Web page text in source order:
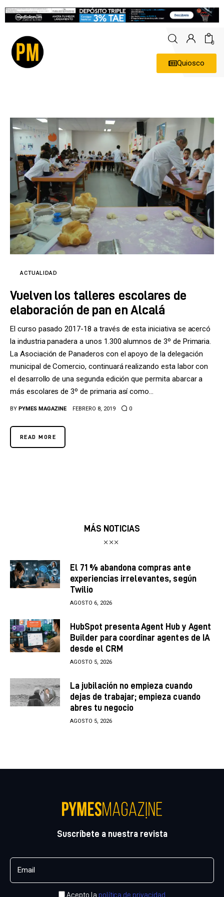
0
Quiosco
Economía
Empresas
Entrevistas
Expertos
Tecnología
Cultura
LifeStyle
Directorio
ACTUALIDAD
Vuelven los talleres escolares de
elaboración de pan en Alcalá
El curso pasado 2017-18 a través de esta iniciativa se acercó
la industria panadera a unos 1.300 alumnos de 3º de Primaria.
La Asociación de Panaderos con el apoyo de la delegación
municipal de Comercio, continuará realizando esta labor con
el desarrollo de una segunda edición que permita abarcar a
más escolares de 3º de primaria así como…
BY PYMES MAGAZINE FEBRERO 8, 2019 0
READ MORE
MÁS NOTICIAS
El 71 % abandona compras ante
experiencias irrelevantes, según
Twilio
AGOSTO 6, 2026
HubSpot presenta Agent Hub y Agent
Builder para coordinar agentes de IA
desde el CRM
AGOSTO 5, 2026
La jubilación no empieza cuando
dejas de trabajar; empieza cuando
abres tu negocio
AGOSTO 5, 2026
Suscríbete a nuestra revista
Acepto la política de privacidad